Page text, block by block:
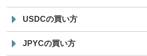
USDCの買い方
JPYCの買い方